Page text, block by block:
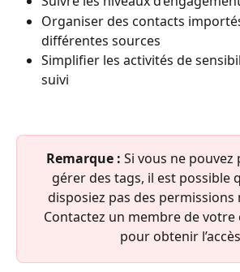
Organiser des contacts
différentes sources
Simplifier les activités de
suivi
Remarque : Si vous ne pouvez
gérer des tags, il est possible
disposiez pas des permissions
Contactez un membre de
pour obtenir